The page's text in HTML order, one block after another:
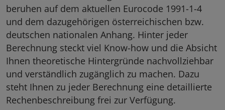
beruhen auf dem aktuellen Eurocode 1991-1-4
und dem dazugehörigen österreichischen bzw.
deutschen nationalen Anhang. Hinter jeder
Berechnung steckt viel Know-how und die Absicht
Ihnen theoretische Hintergründe nachvollziehbar
und verständlich zugänglich zu machen. Dazu
steht Ihnen zu jeder Berechnung eine detaillierte
Rechenbeschreibung frei zur Verfügung.